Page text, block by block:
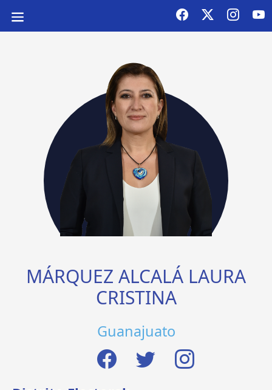
MÁRQUEZ ALCALÁ LAURA
CRISTINA
Guanajuato